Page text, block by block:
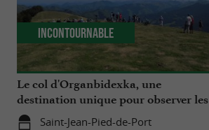
Le col d'Organbidexka, une
destination unique pour observer les
oiseaux au Pays Basque
Saint-Jean-Pied-de-Port
Incontournable